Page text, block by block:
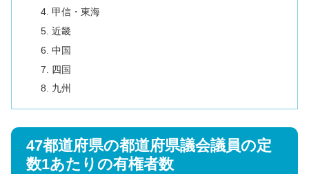
甲信・東海
近畿
中国
四国
九州
47都道府県の都道府県議会議員の定
数1あたりの有権者数